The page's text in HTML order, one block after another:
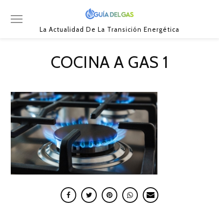
La Actualidad De La Transición Energética
COCINA A GAS 1